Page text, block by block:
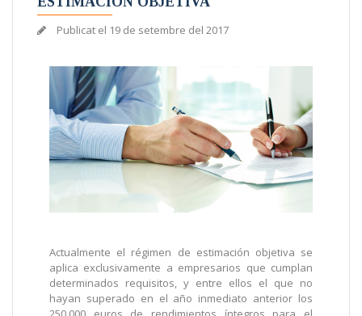
Publicat el 19 de setembre del 2017
Actualmente el régimen de estimación objetiva se
aplica exclusivamente a empresarios que cumplan
determinados requisitos, y entre ellos el que no
hayan superado en el año inmediato anterior los